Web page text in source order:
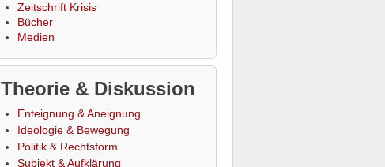
Zeitschrift Krisis
Bücher
Medien
Theorie & Diskussion
Enteignung & Aneignung
Ideologie & Bewegung
Politik & Rechtsform
Subjekt & Aufklärung